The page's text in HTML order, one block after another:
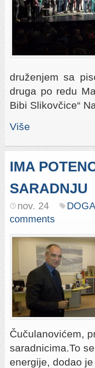
druženjem sa
druga po redu
Bibi Slikovčice“
Više
IMA
SARADNJU
nov. 24
comments
Čučulanovićem,
saradnicima.To
energije, dodao